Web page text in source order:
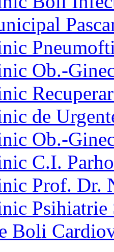
Ob.-
de
Ob.-
C.I.
Prof. Dr.
Psihiatrie
Boli